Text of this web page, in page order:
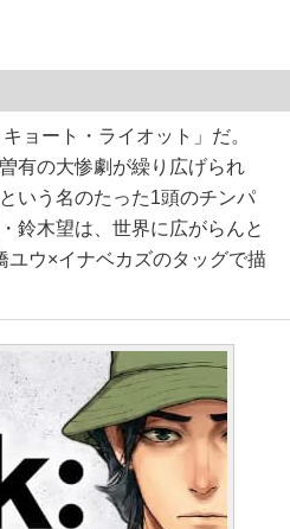
ョート・ライオット」だ。
有の大惨劇が繰り広げられ
いう名のたった1頭のチンパ
鈴木望は、世界に広がらんと
ウ×イナベカズのタッグで描